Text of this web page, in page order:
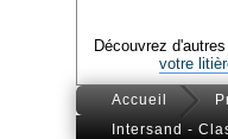
Découvrez
votre
Accueil
Intersand -